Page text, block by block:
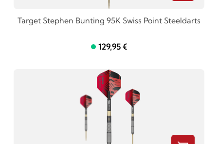
Target Stephen Bunting 95K Swiss Point Steeldarts
129,95 €